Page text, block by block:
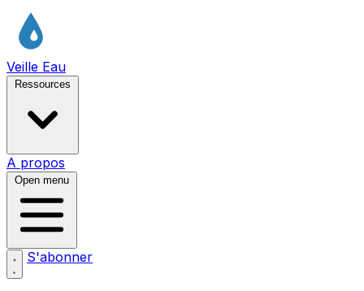
Veille Eau
Ressources
A propos
Open menu
S'abonner